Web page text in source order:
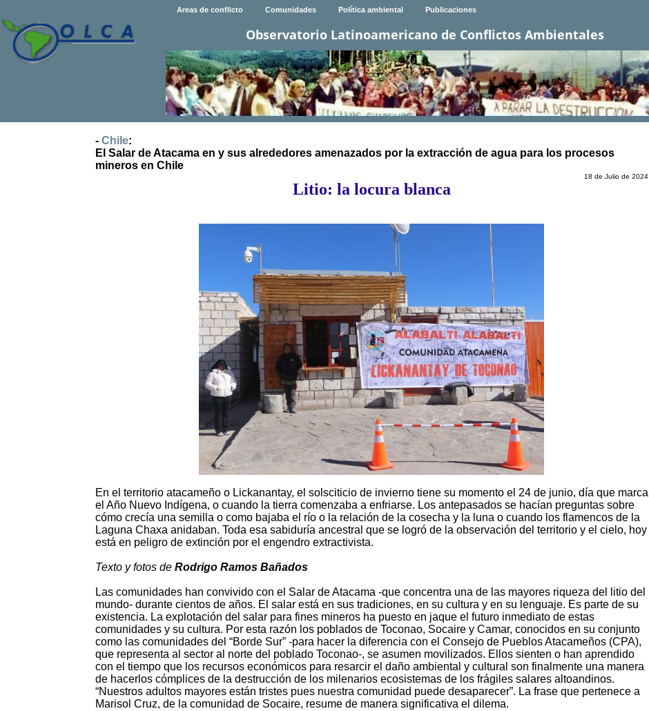
Areas de conflicto Comunidades Política ambiental Publicaciones
Observatorio Latinoamericano de Conflictos Ambientales
- Chile:
El Salar de Atacama en y sus alrededores amenazados por la extracción de agua para los procesos
mineros en Chile
18 de Julio de 2024
Litio: la locura blanca
En el territorio atacameño o Lickanantay, el solsciticio de invierno tiene su momento el 24 de junio, día que marca
el Año Nuevo Indígena, o cuando la tierra comenzaba a enfriarse. Los antepasados se hacían preguntas sobre
cómo crecía una semilla o como bajaba el río o la relación de la cosecha y la luna o cuando los flamencos de la
Laguna Chaxa anidaban. Toda esa sabiduría ancestral que se logró de la observación del territorio y el cielo, hoy
está en peligro de extinción por el engendro extractivista.
Texto y fotos de Rodrigo Ramos Bañados
Las comunidades han convivido con el Salar de Atacama -que concentra una de las mayores riqueza del litio del
mundo- durante cientos de años. El salar está en sus tradiciones, en su cultura y en su lenguaje. Es parte de su
existencia. La explotación del salar para fines mineros ha puesto en jaque el futuro inmediato de estas
comunidades y su cultura. Por esta razón los poblados de Toconao, Socaire y Camar, conocidos en su conjunto
como las comunidades del “Borde Sur” -para hacer la diferencia con el Consejo de Pueblos Atacameños (CPA),
que representa al sector al norte del poblado Toconao-, se asumen movilizados. Ellos sienten o han aprendido
con el tiempo que los recursos económicos para resarcir el daño ambiental y cultural son finalmente una manera
de hacerlos cómplices de la destrucción de los milenarios ecosistemas de los frágiles salares altoandinos.
“Nuestros adultos mayores están tristes pues nuestra comunidad puede desaparecer”. La frase que pertenece a
Marisol Cruz, de la comunidad de Socaire, resume de manera significativa el dilema.